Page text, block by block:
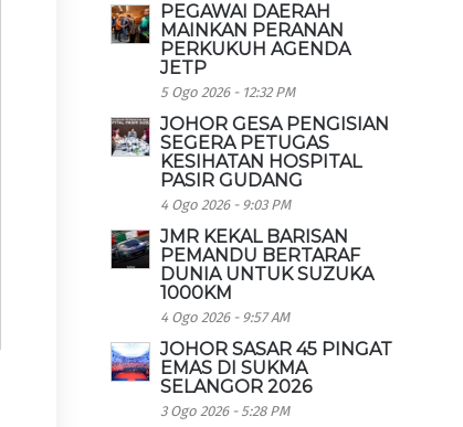
PEGAWAI DAERAH
MAINKAN PERANAN
PERKUKUH AGENDA
JETP
5 Ogo 2026 - 12:32 PM
JOHOR GESA PENGISIAN
SEGERA PETUGAS
KESIHATAN HOSPITAL
PASIR GUDANG
4 Ogo 2026 - 9:03 PM
JMR KEKAL BARISAN
PEMANDU BERTARAF
DUNIA UNTUK SUZUKA
1000KM
4 Ogo 2026 - 9:57 AM
JOHOR SASAR 45 PINGAT
EMAS DI SUKMA
SELANGOR 2026
3 Ogo 2026 - 5:28 PM